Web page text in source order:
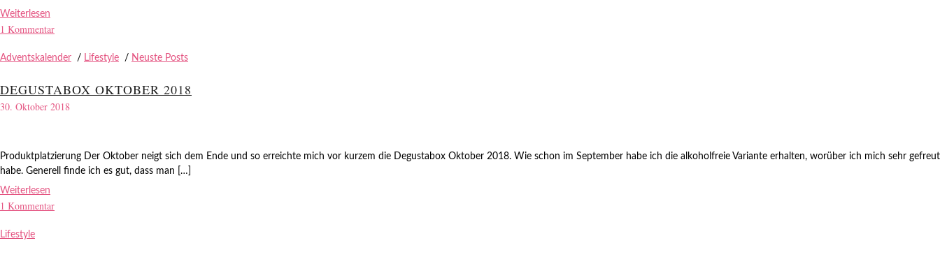
Weiterlesen
1 Kommentar
Adventskalender / Lifestyle / Neuste Posts
DEGUSTABOX OKTOBER 2018
30. Oktober 2018
Produktplatzierung Der Oktober neigt sich dem Ende und so erreichte mich vor kurzem die Degustabox Oktober 2018. Wie schon im September habe ich die alkoholfreie Variante erhalten, worüber ich mich sehr gefreut
habe. Generell finde ich es gut, dass man […]
Weiterlesen
1 Kommentar
Lifestyle